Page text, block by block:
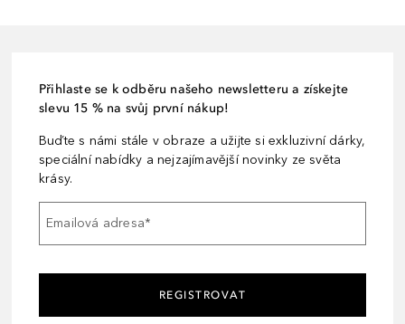
Přihlaste se k odběru našeho newsletteru a získejte
slevu 15 % na svůj první nákup!
Buďte s námi stále v obraze a užijte si exkluzivní dárky,
speciální nabídky a nejzajímavější novinky ze světa
krásy.
Emailová adresa*
REGISTROVAT